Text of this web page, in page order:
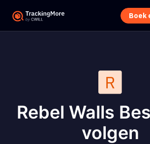
Boek
Rebel Walls
volgen